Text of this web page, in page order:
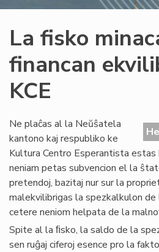
La fisko
financan
KCE
Ne plaĉas al la Neŭŝatela
kantono kaj respubliko ke
Kultura Centro Esperantista estas
neniam petas subvencion el la
pretendoj, bazitaj nur sur la
malekvilibrigas la spezkalkulon
cetere neniom helpata de la
Spite al la ﬁsko, la saldo de la
sen ruĝaj ciferoj esence pro la